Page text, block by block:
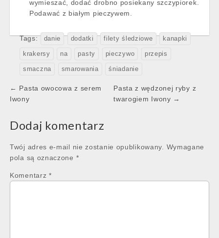
wymieszać, dodać drobno posiekany szczypiorek.
Podawać z białym pieczywem.
Tags: danie dodatki filety śledziowe kanapki
krakersy na pasty pieczywo przepis
smaczna smarowania śniadanie
Post
navigation
← Pasta owocowa z serem
Iwony
Pasta z wędzonej ryby z
twarogiem Iwony →
Dodaj komentarz
Twój adres e-mail nie zostanie opublikowany.
Wymagane
pola są oznaczone *
Komentarz *